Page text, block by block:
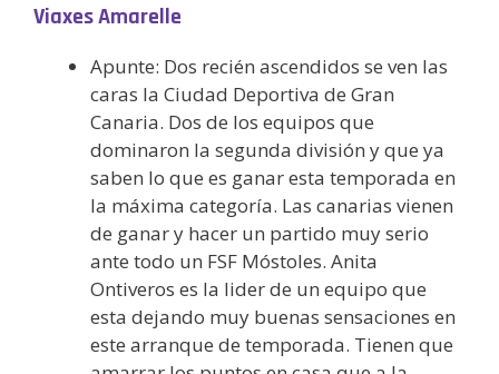
Viaxes Amarelle
Apunte: Dos recién ascendidos se ven las
caras la Ciudad Deportiva de Gran
Canaria. Dos de los equipos que
dominaron la segunda división y que ya
saben lo que es ganar esta temporada en
la máxima categoría. Las canarias vienen
de ganar y hacer un partido muy serio
ante todo un FSF Móstoles. Anita
Ontiveros es la lider de un equipo que
esta dejando muy buenas sensaciones en
este arranque de temporada. Tienen que